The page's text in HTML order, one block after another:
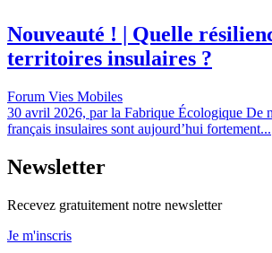
Nouveauté ! | Quelle
territoires insulaires ?
Forum Vies Mobiles
30 avril 2026, par la Fabrique Écologique De
français insulaires sont aujourd’hui fortement...
Newsletter
Recevez gratuitement notre newsletter
Je m'inscris